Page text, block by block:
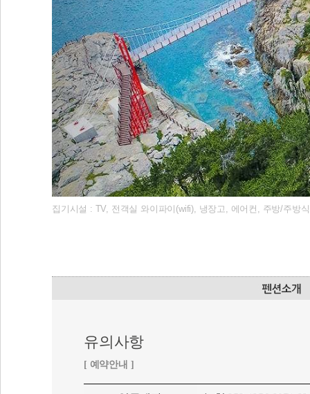
집기시설 : TV, 전객실 와이파이(wifi), 냉장고, 에어컨, 주방/주
유의사항
입실시간 오후 2:00 부터 입실